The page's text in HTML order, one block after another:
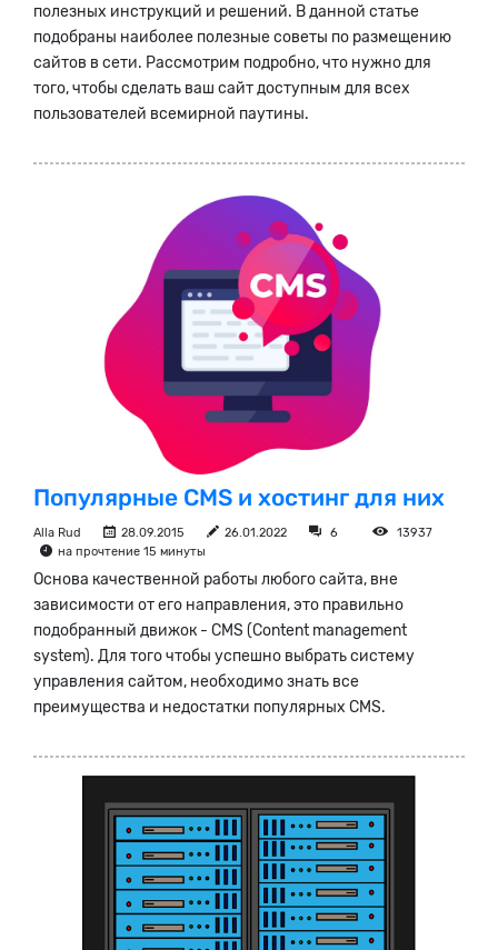
полезных инструкций и решений. В данной статье
подобраны наиболее полезные советы по размещению
сайтов в сети. Рассмотрим подробно, что нужно для
того, чтобы сделать ваш сайт доступным для всех
пользователей всемирной паутины.
Популярные CMS и хостинг для них
Alla Rud 28.09.2015 26.01.2022 6
13937
на прочтение 15 минуты
Основа качественной работы любого сайта, вне
зависимости от его направления, это правильно
подобранный движок - CMS (Content management
system). Для того чтобы успешно выбрать систему
управления сайтом, необходимо знать все
преимущества и недостатки популярных CMS.